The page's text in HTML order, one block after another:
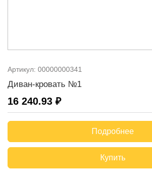
Артикул: 00000000341
Диван-кровать №1
16 240.93 ₽
Подробнее
Купить